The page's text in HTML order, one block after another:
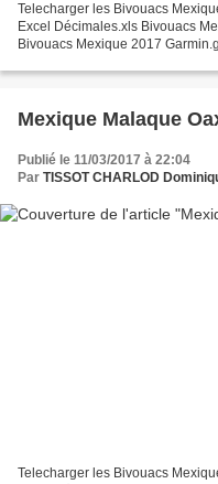
Telecharger les Bivouacs Mexique en dessous -
Excel Décimales.xls Bivouacs
Bivouacs Mexique 2017
Mexique Malaque
Publié le 11/03/2017 à 22:04
Par TISSOT CHARLOD
Telecharger les Bivouacs Mexique en dessous -